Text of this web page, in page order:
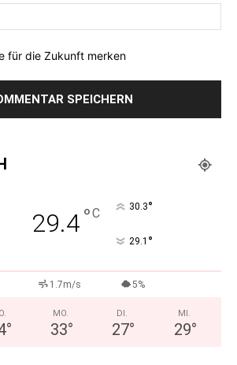
für die Zukunft merken
29.4°C 30.3°
29.1 °
1.7m/s 5%
°
MO.
33°
DI.
27°
MI.
29°